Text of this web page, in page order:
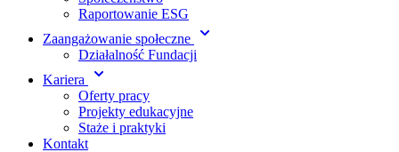
Raportowanie ESG
Zaangażowanie społeczne
Działalność Fundacji
Kariera
Oferty pracy
Projekty edukacyjne
Staże i praktyki
Kontakt